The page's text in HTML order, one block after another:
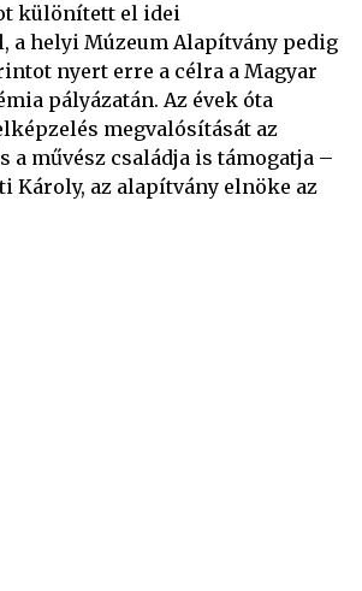
különített el idei
a helyi Múzeum Alapítvány pedig
nyert erre a célra a Magyar
pályázatán. Az évek óta
megvalósítását az
a művész családja is támogatja –
Károly, az alapítvány elnöke az